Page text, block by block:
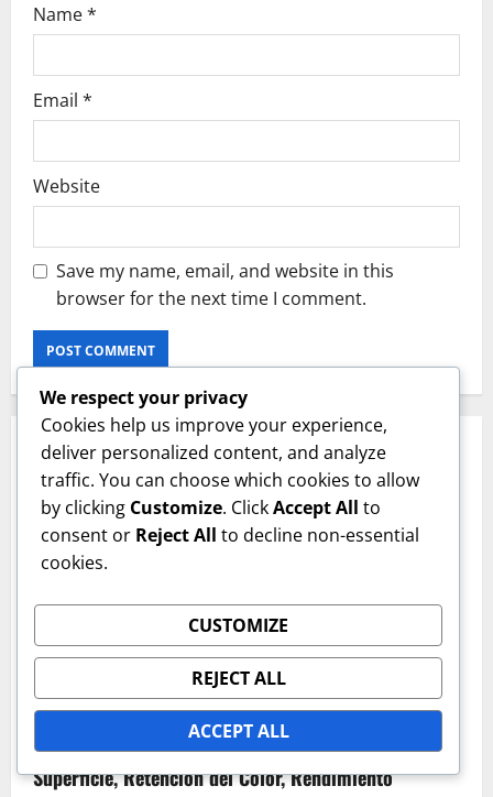
Name*
Email *
Website
Save my name, email, and website in this
browser for the next time I comment.
RELATED STORIES
Decoturf Canchas Duras: Composición de la
Superficie, Retención del Color, Rendimiento
We respect your privacy
Cookies help us improve your experience,
deliver personalized content, and analyze
traffic. You can choose which cookies to allow
by clicking Customize. ClickAccept All to
consent or Reject All to decline non-essential
cookies.
CUSTOMIZE
REJECT ALL
ACCEPT ALL